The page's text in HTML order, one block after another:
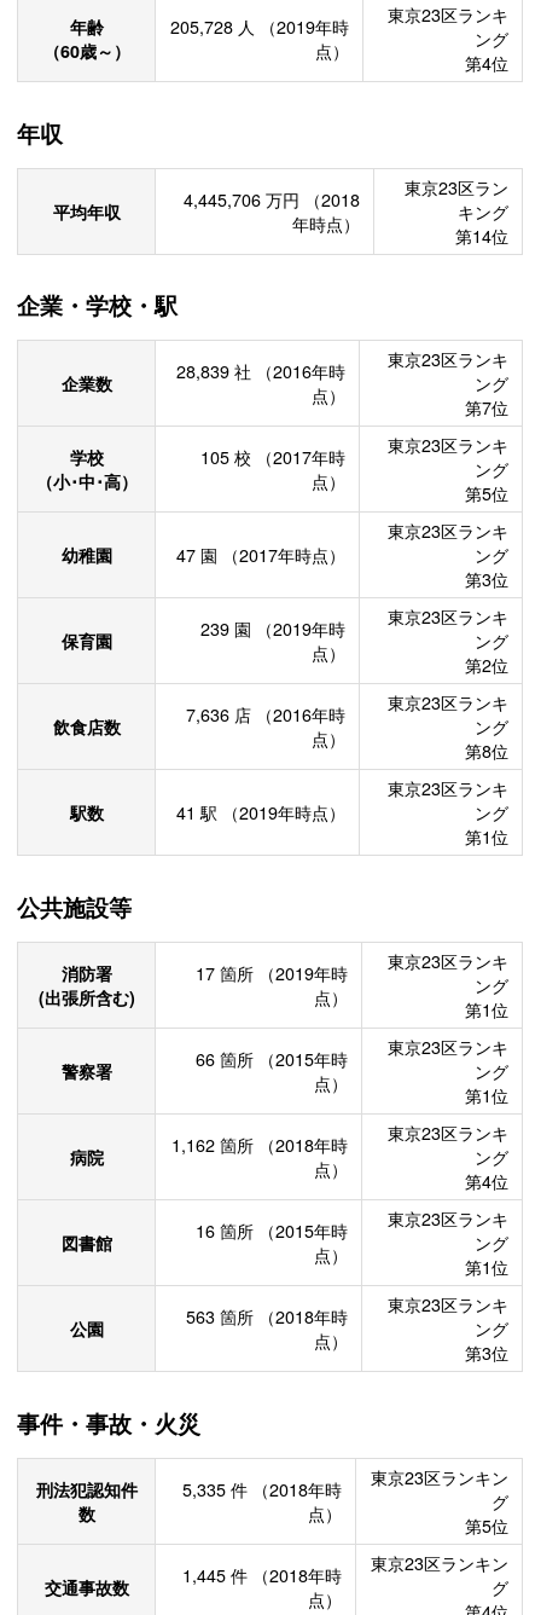
年齢
（60歳～）
205,728 人
（2019年時
点）
東京23区ランキ
ング
第4位
年収
平均年収 4,445,706 万円
（2018
年時点）
東京23区ラン
キング
第14位
企業・学校・駅
企業数 28,839 社
（2016年時
点）
東京23区ランキ
ング
第7位
学校
（小･中･高）
105 校
（2017年時
点）
東京23区ランキ
ング
第5位
幼稚園 47 園 （2017年時点）
東京23区ランキ
ング
第3位
保育園 239 園
（2019年時
点）
東京23区ランキ
ング
第2位
飲食店数 7,636 店
（2016年時
点）
東京23区ランキ
ング
第8位
駅数 41駅 （2019年時点）
東京23区ランキ
ング
第1位
公共施設等
消防署
(出張所含む)
17 箇所
（2019年時
点）
東京23区ランキ
ング
第1位
警察署 66 箇所
（2015年時
点）
東京23区ランキ
ング
第1位
病院 1,162 箇所
（2018年時
点）
東京23区ランキ
ング
第4位
図書館 16 箇所
（2015年時
点）
東京23区ランキ
ング
第1位
公園 563 箇所
（2018年時
点）
東京23区ランキ
ング
第3位
事件・事故・火災
刑法犯認知件
数
5,335 件
（2018年時
点）
東京23区ランキン
グ
第5位
交通事故数 1,445 件
（2018年時
点）
東京23区ランキン
グ